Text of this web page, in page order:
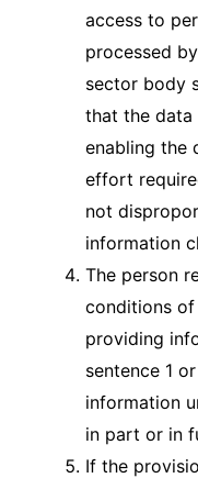
access to
processed
sector body
that the
enabling the
effort
not
information
The person
conditions of
providing
sentence 1
information
in part or in
If the